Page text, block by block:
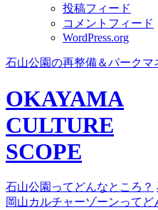
投稿フィード
コメントフィード
WordPress.org
石山公園の再整備＆パークマ
OKAYAMA
CULTURE
SCOPE
石山公園ってどんなところ？
岡山カルチャーゾーンってど